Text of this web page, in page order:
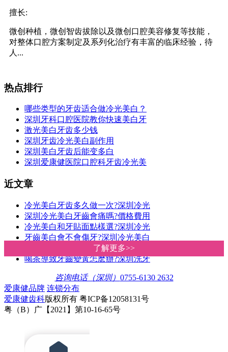
了解更多>>
了解更多>>
擅长:
微创种植，微创智齿拔除以及微创口腔美容修复等技能，
对整体口腔方案制定及系列化治疗有丰富的临床经验，待
人...
热点排行
哪些类型的牙齿适合做冷光美白？
深圳牙科口腔医院教你快速美白牙
激光美白牙齿多少钱
深圳牙齿冷光美白副作用
深圳美白牙齿后能变多白
深圳爱康健医院口腔科牙齿冷光美
近文章
冷光美白牙齿多久做一次?深圳冷光
深圳冷光美白牙齒會痛嗎?價格費用
冷光美白和牙貼面點樣選?深圳冷光
牙齒美白會不會傷牙?深圳冷光美白
你的牙齒適合做冷光美白嗎?深圳愛
喝茶導致牙齒變黃怎麽辦?深圳洗牙
咨询电话（深圳） 0755-6130 2632
爱康健品牌 连锁分布
爱康健齿科版权所有 粤ICP备12058131号
粤（B）广【2021】第10-16-65号